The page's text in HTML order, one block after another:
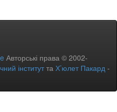
Авторські права © 2002-
інститутта Х’юлет Пакард -